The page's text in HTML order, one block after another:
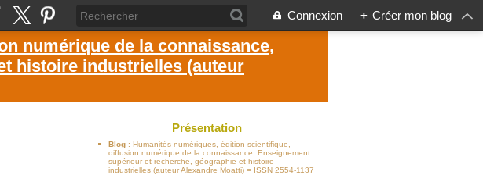
Connexion + Créer mon blog
numérique de la connaissance,
histoire industrielles (auteur
Présentation
Blog : Humanités numériques, édition scientifique,
diffusion numérique de la connaissance, Enseignement
supérieur et recherche, géographie et histoire
industrielles (auteur Alexandre Moatti) = ISSN 2554-1137